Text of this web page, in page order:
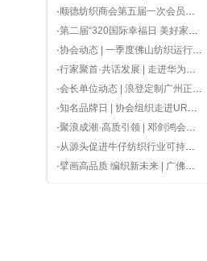
· 顺德纺织商会第五届一次会员大会暨20周年庆典圆满成功，廿载同行谱华章，初心如磐向未来！
·第二届“320国际幸福日 美好家居节”启动，浪登服装获“有家就有佛山造”产业IP使用授牌
·协会动态 | 一季度佛山纺织运行积极向好，际华3506服装公司到访佛山
·行家聚首·共话发展 | 走进华为松山湖思享会，参加全省纺织行业协（商）会交流会
·会长单位动态 | 浪登定制广州正佳广场店盛大开业
·知名品牌日 | 协会组织走进UR、SHEIN沉浸式体会品牌打造和柔性供应链理念
·聚浪成潮·高质引领 | 邓剑鸿会长出席2024广州时装周发布会
·从源头促进牛仔纺织行业可持续发展”交流会——走进南金纺织全国首台Autocoro10气流纺纱生产线
·擘画高品质 编织新未来 | 广佛深纺织服装供应链大会暨协会20周年再出发圆满成功！